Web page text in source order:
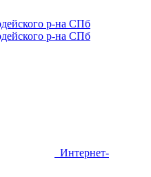
Интернет-